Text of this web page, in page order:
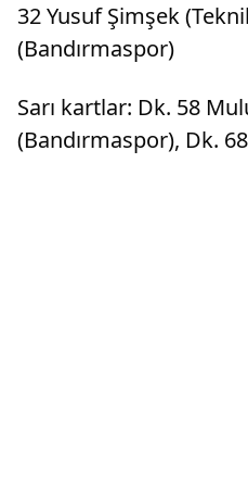
32 Yusuf Şimşek
(Bandırmaspor)
Sarı kartlar: Dk. 58
(Bandırmaspor), Dk.